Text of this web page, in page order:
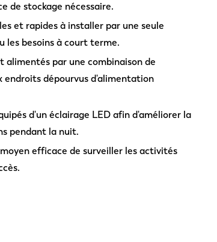
de stockage nécessaire.
et rapides à installer par une seule
les besoins à court terme.
alimentés par une combinaison de
endroits dépourvus d'alimentation
d'un éclairage LED afin d'améliorer la
pendant la nuit.
efficace de surveiller les activités